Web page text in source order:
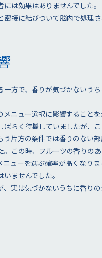
は効果はありませんでした。
接に結びついて脳内で処理さ
方で、香りが気づかないう
ニュー選択に影響することを
らく待機していましたが、
片方の条件では香りのない
この時、フルーツの香りの
ューを選ぶ確率が高くなり
ませんでした。
実は気づかないうちに香り